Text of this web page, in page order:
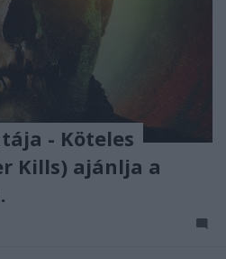
- Köteles
Kills) ajánlja a